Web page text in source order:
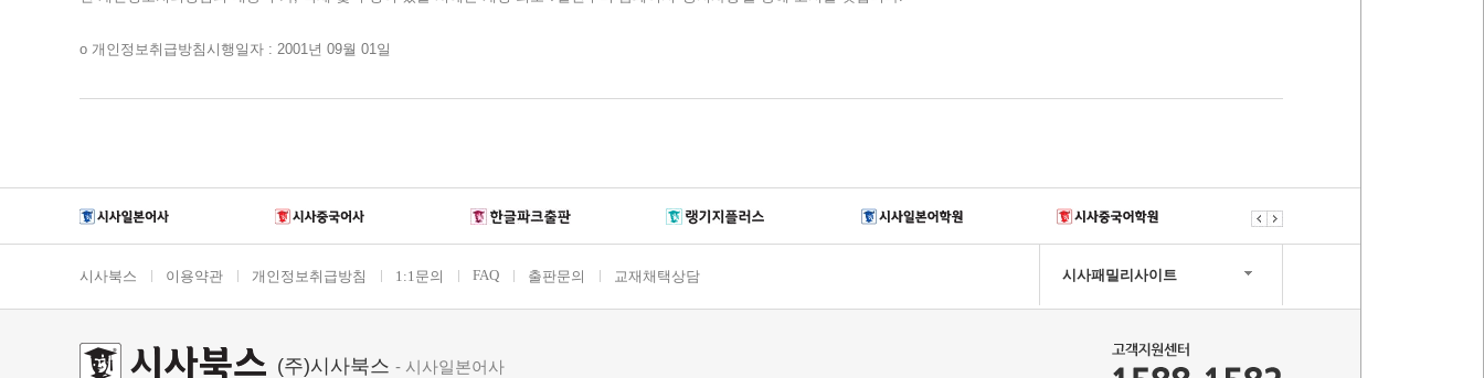
시사북스 이용약관 개인정보취급방침 1:1문의 FAQ 출판문의 교재채택상담 시사패밀리사이트
(주)시사북스 - 시사일본어사